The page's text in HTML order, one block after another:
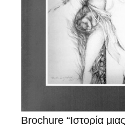
Brochure “Ιστορία